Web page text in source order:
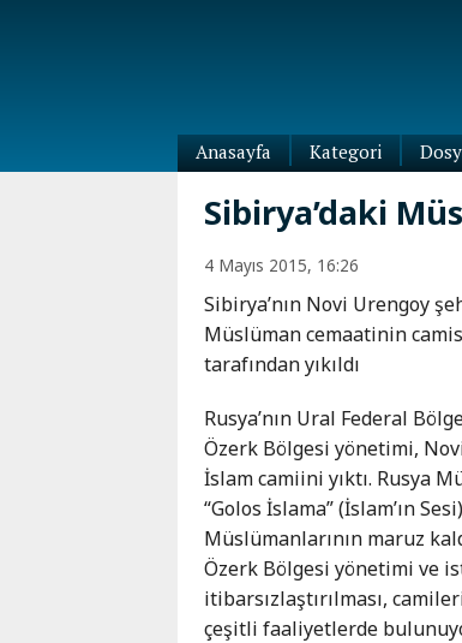
Anasayfa
Kategori
Dünya
Abhazya
Adıgey
Çeçenya
Dağıstan
Güney
İnguşetya
Kabardey-
Balkar
Karaçay-
Çerkes
Krasnodar
Kafkas-
Ötesi
Azerbaycan
Ermenistan
Sibirya’daki
4 Mayıs 2015, 16:26
Sibirya’nın Novi Urengoy
Müslüman cemaatinin
tarafından yıkıldı
Rusya’nın Ural Federal
Özerk Bölgesi yönetimi,
İslam camiini yıktı. Rusya
“Golos İslama” (İslam’ın
Müslümanlarının maruz
Özerk Bölgesi yönetimi ve
itibarsızlaştırılması,
çeşitli faaliyetlerde